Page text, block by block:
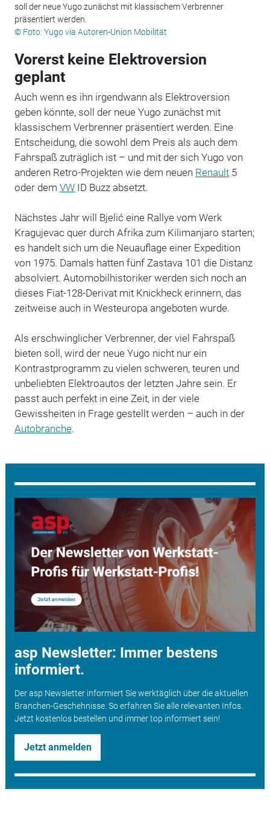
soll der neue Yugo zunächst mit klassischem Verbrenner
präsentiert werden.
© Foto: Yugo via Autoren-Union Mobilität
Vorerst keine Elektroversion
geplant
Auch wenn es ihn irgendwann als Elektroversion
geben könnte, soll der neue Yugo zunächst mit
klassischem Verbrenner präsentiert werden. Eine
Entscheidung, die sowohl dem Preis als auch dem
Fahrspaß zuträglich ist – und mit der sich Yugo von
anderen Retro-Projekten wie dem neuen Renault5
oder dem VWID Buzz absetzt.
Nächstes Jahr will Bjelić eine Rallye vom Werk
Kragujevac quer durch Afrika zum Kilimanjaro starten;
es handelt sich um die Neuauflage einer Expedition
von 1975. Damals hatten fünf Zastava 101 die Distanz
absolviert. Automobilhistoriker werden sich noch an
dieses Fiat-128-Derivat mit Knickheck erinnern, das
zeitweise auch in Westeuropa angeboten wurde.
Als erschwinglicher Verbrenner, der viel Fahrspaß
bieten soll, wird der neue Yugo nicht nur ein
Kontrastprogramm zu vielen schweren, teuren und
unbeliebten Elektroautos der letzten Jahre sein. Er
passt auch perfekt in eine Zeit, in der viele
Gewissheiten in Frage gestellt werden – auch in der
Autobranche.
asp Newsletter: Immer bestens
informiert.
Der asp Newsletter informiert Sie werktäglich über die aktuellen
Branchen-Geschehnisse. So erfahren Sie alle relevanten Infos.
Jetzt kostenlos bestellen und immer top informiert sein!
Jetzt anmelden